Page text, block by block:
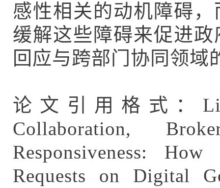
感性相关的动机障碍
缓解这些障碍来促进
回应与跨部门协同领域
论文引用格式：
Collaboration,
Responsiveness:
Requests on Digital